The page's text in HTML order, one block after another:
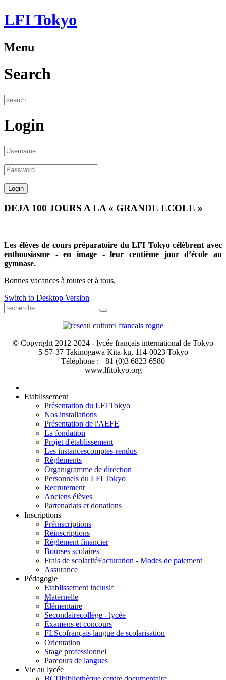
LFI Tokyo
Menu
Search
Login
DEJA 100 JOURS A LA « GRANDE ECOLE »
Les élèves de cours préparatoire du LFI Tokyo célèbrent avec
enthousiasme - en image - leur centième jour d’école au
gymnase.
Bonnes vacances à toutes et à tous,
Switch to Desktop Version
© Copyright 2012-2024 - lycée français international de Tokyo
5-57-37 Takinogawa Kita-ku, 114-0023 Tokyo
Téléphone : +81 (0)3 6823 6580
www.lfitokyo.org
Etablissement
Présentation du LFI Tokyo
Nos installations
Présentation de l'AEFE
La fondation
Projet d'établissement
Les instancescomptes-rendus
Règlements
Organigramme de direction
Personnels du LFI Tokyo
Recrutement
Anciens élèves
Partenariats et donations
Inscriptions
Préinscriptions
Réinscriptions
Règlement financier
Bourses scolaires
Frais de scolaritéFacturation - Modes de paiement
Assurance
Pédagogie
Etablissement inclusif
Maternelle
Élémentaire
Secondairecollège - lycée
Examens et concours
FLScofrançais langue de scolarisation
Orientation
Stage professionnel
Parcours de langues
Vie au lycée